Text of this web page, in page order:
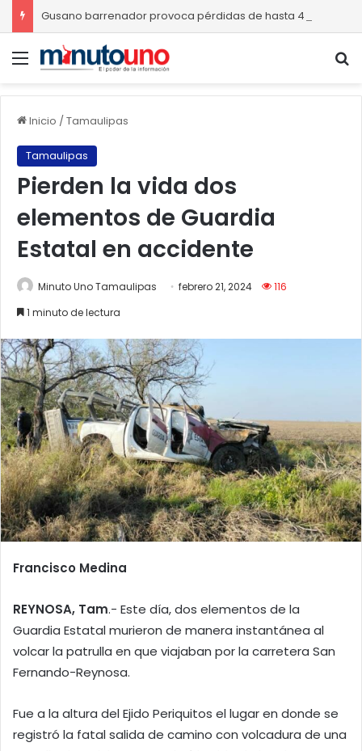
Menú
Inicio /Tamaulipas
Tamaulipas
Pierden la vida dos
elementos de Guardia
Estatal en accidente
Minuto Uno Tamaulipas febrero 21, 2024
116
1 minuto de lectura
Francisco Medina
REYNOSA, Tam.- Este día, dos elementos de la
Guardia Estatal murieron de manera instantánea al
volcar la patrulla en que viajaban por la carretera San
Fernando-Reynosa.
Fue a la altura del Ejido Periquitos el lugar en donde se
registró la fatal salida de camino con volcadura de una